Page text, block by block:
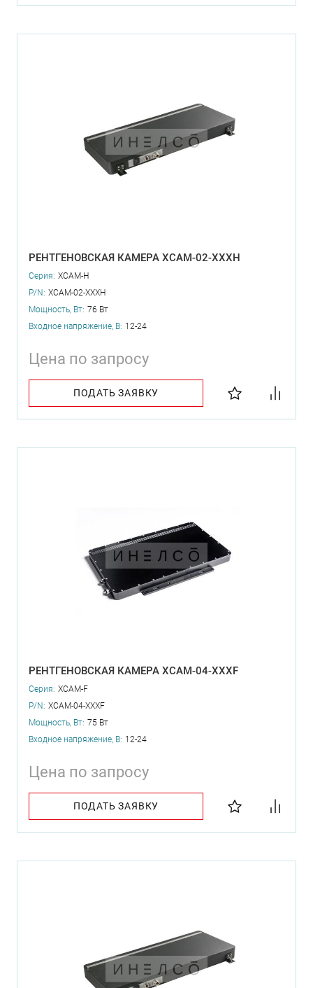
РЕНТГЕНОВСКАЯ КАМЕРА XCAM-02-XXXH
Серия: XCAM-H
P/N: XCAM-02-XXXH
Мощность, Вт: 76 Вт
Входное напряжение, В: 12-24
Цена по запросу
ПОДАТЬ ЗАЯВКУ
РЕНТГЕНОВСКАЯ КАМЕРА XCAM-04-XXXF
Серия: XCAM-F
P/N: XCAM-04-XXXF
Мощность, Вт: 75 Вт
Входное напряжение, В: 12-24
Цена по запросу
ПОДАТЬ ЗАЯВКУ